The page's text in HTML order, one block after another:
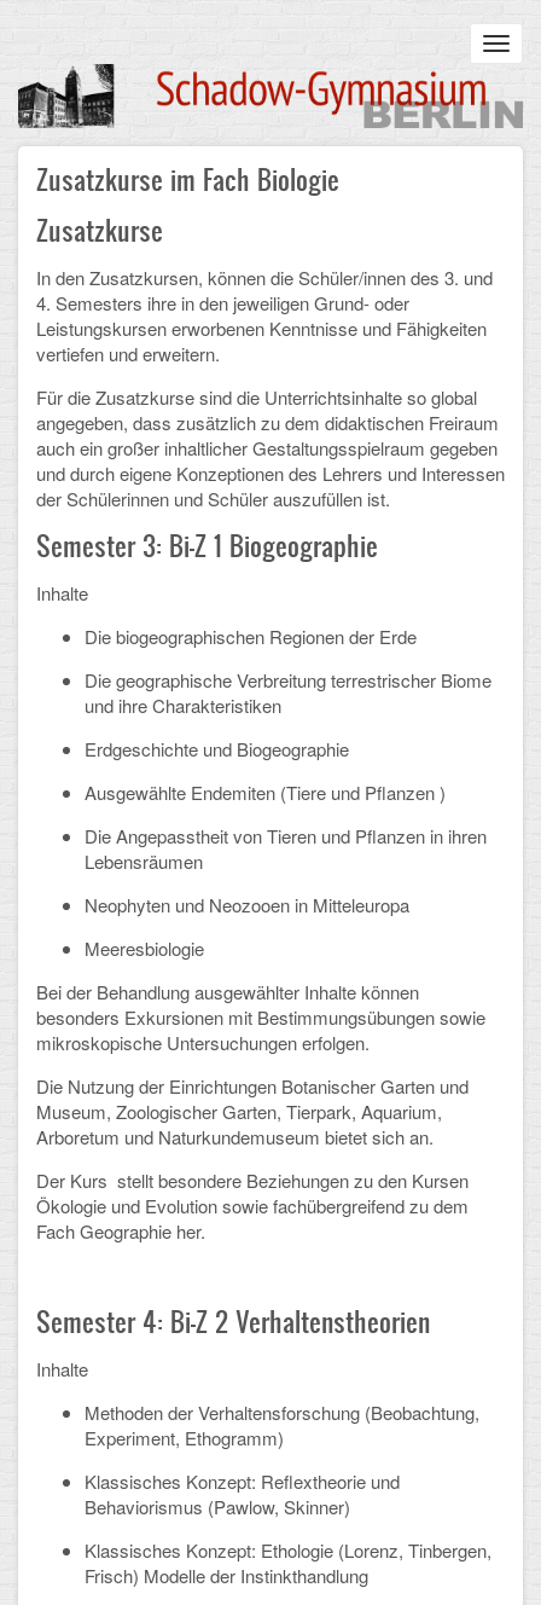
content
Main
navigation
STARTSEITE
UNSERE SCHULE
Infos zum Schulalltag
Was uns wichtig ist
Sanierung
Schulpartnerschaft
Historisches
Schulalbum
SCHULLEBEN
Kollegium
Schulleitung
Schülervertretung
Gesamtelternvertretung
Sekretariat
Ganztagsschule
Schulsozialarbeit
Berufsorientierung
Arbeitsgemeinschaften
Elternchor
Ehemalige
Schulzeitung: Der Gottfried
FÄCHER
Deutsch und Fremdsprachen
Gesellschaftswissenschaften
Zusatzkurse im Fach Biologie
Zusatzkurse
In den Zusatzkursen, können die Schüler/innen des 3. und
4. Semesters ihre in den jeweiligen Grund- oder
Leistungskursen erworbenen Kenntnisse und Fähigkeiten
vertiefen und erweitern.
Für die Zusatzkurse sind die Unterrichtsinhalte so global
angegeben, dass zusätzlich zu dem didaktischen Freiraum
auch ein großer inhaltlicher Gestaltungsspielraum gegeben
und durch eigene Konzeptionen des Lehrers und Interessen
der Schülerinnen und Schüler auszufüllen ist.
Semester 3: Bi-Z 1 Biogeographie
Inhalte
Die biogeographischen Regionen der Erde
Die geographische Verbreitung terrestrischer Biome
und ihre Charakteristiken
Erdgeschichte und Biogeographie
Ausgewählte Endemiten (Tiere und Pflanzen )
Die Angepasstheit von Tieren und Pflanzen in ihren
Lebensräumen
Neophyten und Neozooen in Mitteleuropa
Meeresbiologie
Bei der Behandlung ausgewählter Inhalte können
besonders Exkursionen mit Bestimmungsübungen sowie
mikroskopische Untersuchungen erfolgen.
Die Nutzung der Einrichtungen Botanischer Garten und
Museum, Zoologischer Garten, Tierpark, Aquarium,
Arboretum und Naturkundemuseum bietet sich an.
Der Kurs stellt besondere Beziehungen zu den Kursen
Ökologie und Evolution sowie fachübergreifend zu dem
Fach Geographie her.
Semester 4: Bi-Z 2 Verhaltenstheorien
Inhalte
Methoden der Verhaltensforschung (Beobachtung,
Experiment, Ethogramm)
Klassisches Konzept: Reflextheorie und
Behaviorismus (Pawlow, Skinner)
Klassisches Konzept: Ethologie (Lorenz, Tinbergen,
Frisch) Modelle der Instinkthandlung